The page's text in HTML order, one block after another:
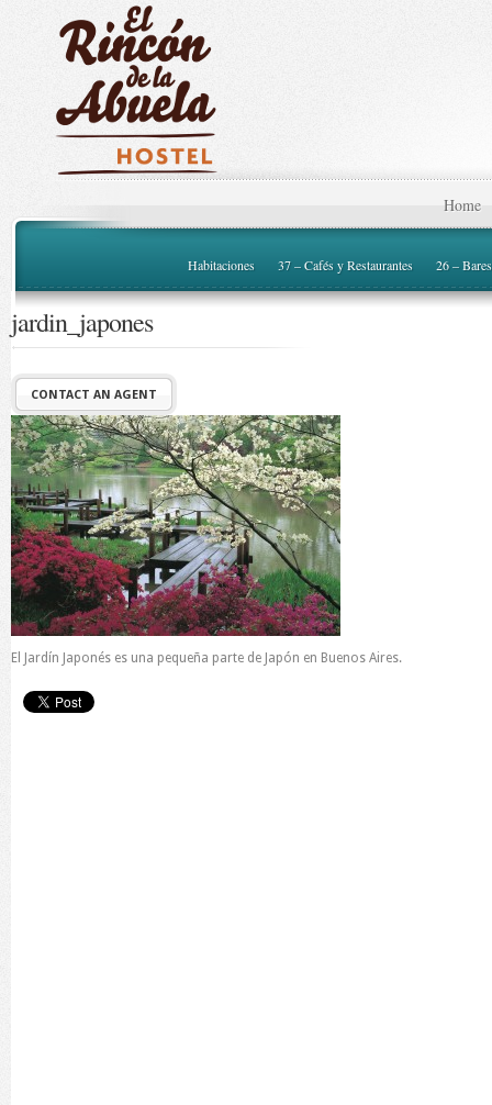
Home
Habitaciones 37 – Cafés y Restaurantes 26 –
jardin_japones
CONTACT AN AGENT
El Jardín Japonés es una pequeña parte de Japón en Buenos Aires.